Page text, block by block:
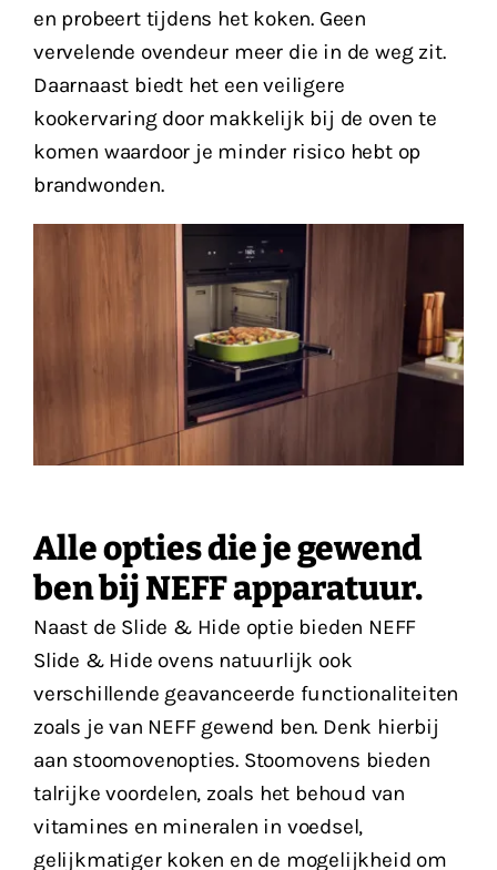
en probeert tijdens het koken. Geen
vervelende ovendeur meer die in de weg zit.
Daarnaast biedt het een veiligere
kookervaring door makkelijk bij de oven te
komen waardoor je minder risico hebt op
brandwonden.
Alle opties die je gewend
ben bij NEFF apparatuur.
Naast de Slide & Hide optie bieden NEFF
Slide & Hide ovens natuurlijk ook
verschillende geavanceerde functionaliteiten
zoals je van NEFF gewend ben. Denk hierbij
aan stoomovenopties. Stoomovens bieden
talrijke voordelen, zoals het behoud van
vitamines en mineralen in voedsel,
gelijkmatiger koken en de mogelijkheid om